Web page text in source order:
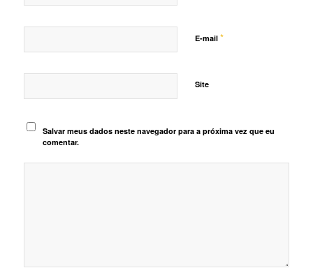
E-mail *
Site
Salvar meus dados neste navegador para a próxima vez que eu
comentar.